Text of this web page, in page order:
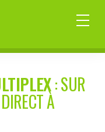
: SUR
À